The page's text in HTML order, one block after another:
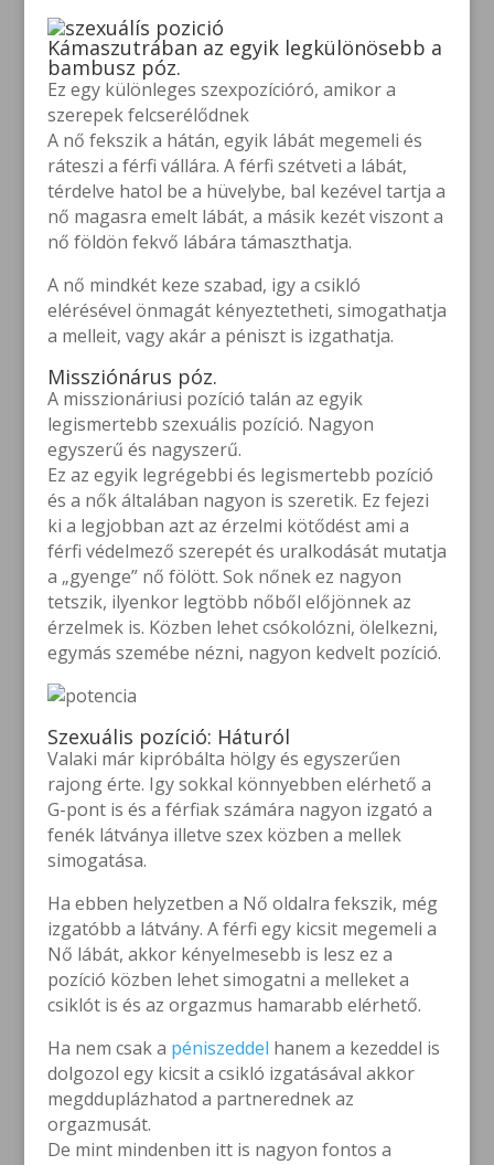
Kámaszutrában az egyik legkülönösebb a
bambusz póz.
Ez egy különleges szexpozícióró, amikor a
szerepek felcserélődnek
A nő fekszik a hátán, egyik lábát megemeli és
ráteszi a férfi vállára. A férfi szétveti a lábát,
térdelve hatol be a hüvelybe, bal kezével tartja a
nő magasra emelt lábát, a másik kezét viszont a
nő földön fekvő lábára támaszthatja.
A nő mindkét keze szabad, igy a csikló
elérésével önmagát kényeztetheti, simogathatja
a melleit, vagy akár a péniszt is izgathatja.
Missziónárus póz.
A misszionáriusi pozíció talán az egyik
legismertebb szexuális pozíció. Nagyon
egyszerű és nagyszerű.
Ez az egyik legrégebbi és legismertebb pozíció
és a nők általában nagyon is szeretik. Ez fejezi
ki a legjobban azt az érzelmi kötődést ami a
férfi védelmező szerepét és uralkodását mutatja
a „gyenge” nő fölött. Sok nőnek ez nagyon
tetszik, ilyenkor legtöbb nőből előjönnek az
érzelmek is. Közben lehet csókolózni, ölelkezni,
egymás szemébe nézni, nagyon kedvelt pozíció.
Szexuális pozíció: Háturól
Valaki már kipróbálta hölgy és egyszerűen
rajong érte. Igy sokkal könnyebben elérhető a
G-pont is és a férfiak számára nagyon izgató a
fenék látványa illetve szex közben a mellek
simogatása.
Ha ebben helyzetben a Nő oldalra fekszik, még
izgatóbb a látvány. A férfi egy kicsit megemeli a
Nő lábát, akkor kényelmesebb is lesz ez a
pozíció közben lehet simogatni a melleket a
csiklót is és az orgazmus hamarabb elérhető.
Ha nem csak a péniszeddel hanem a kezeddel is
dolgozol egy kicsit a csikló izgatásával akkor
megdduplázhatod a partnerednek az
orgazmusát.
De mint mindenben itt is nagyon fontos a